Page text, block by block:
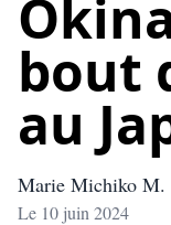
bout
au
Marie Michiko M.
Le 10 juin 2024